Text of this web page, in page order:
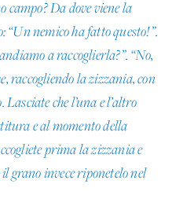
campo? Da dove viene la
“Un nemico ha fatto questo!”.
a raccoglierla?”. “No,
raccogliendo la zizzania, con
che l’una e l’altro
e al momento della
prima la zizzania e
grano invece riponetelo nel